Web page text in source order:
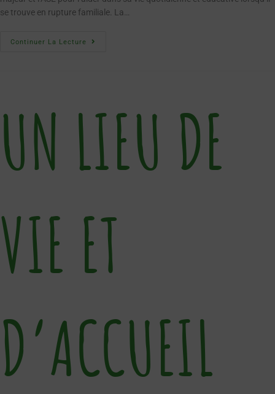
se trouve en rupture familiale. La…
Continuer La Lecture
UN LIEU DE
VIE ET
D’ACCUEIL